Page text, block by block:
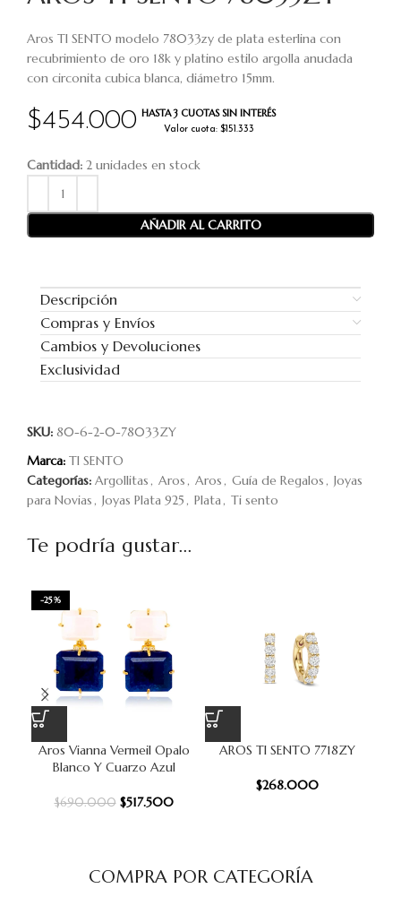
$454.000 HASTA 3 CUOTAS SIN INTERÉS
Valor cuota: $151.333
Aros TI SENTO modelo 78033zy de plata esterlina con
recubrimiento de oro 18k y platino estilo argolla anudada
con circonita cubica blanca, diámetro 15mm.
Cantidad: 2 unidades en stock
AÑADIR AL CARRITO
Descripción
Compras y Envíos
Cambios y Devoluciones
Exclusividad
SKU: 80-6-2-0-78033ZY
Categorías: Argollitas, Aros, Aros, Guía de Regalos, Joyas
para Novias, Joyas Plata 925, Plata, Ti sento
Marca: TI SENTO
Te podría gustar...
-25%
Aros Vianna Vermeil Opalo
Blanco Y Cuarzo Azul
$690.000 $517.500
AROS TI SENTO 7718ZY
$268.000
COMPRA POR CATEGORÍA